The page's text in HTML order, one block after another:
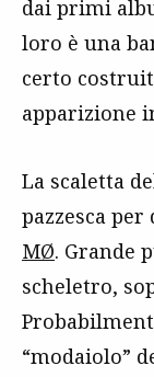
dai primi
loro è una
certo
apparizione
La scaletta
pazzesca
MØ. Grande
scheletro,
“modaiolo”